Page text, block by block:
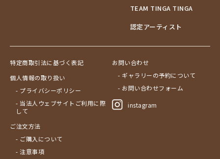
TEAM TINGA TINGA
認定アーティスト
特定商取引法に基づく表記
個人情報の取り扱い
- プライバシーポリシー
- 当法人ウェブサイトご利用に際
して
ご注文方法
- ご購入について
- 注意事項
お問い合わせ
- ギャラリーの予約について
- お問い合わせフォーム
instagram